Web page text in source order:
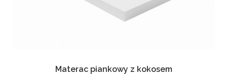
Materac piankowy z kokosem